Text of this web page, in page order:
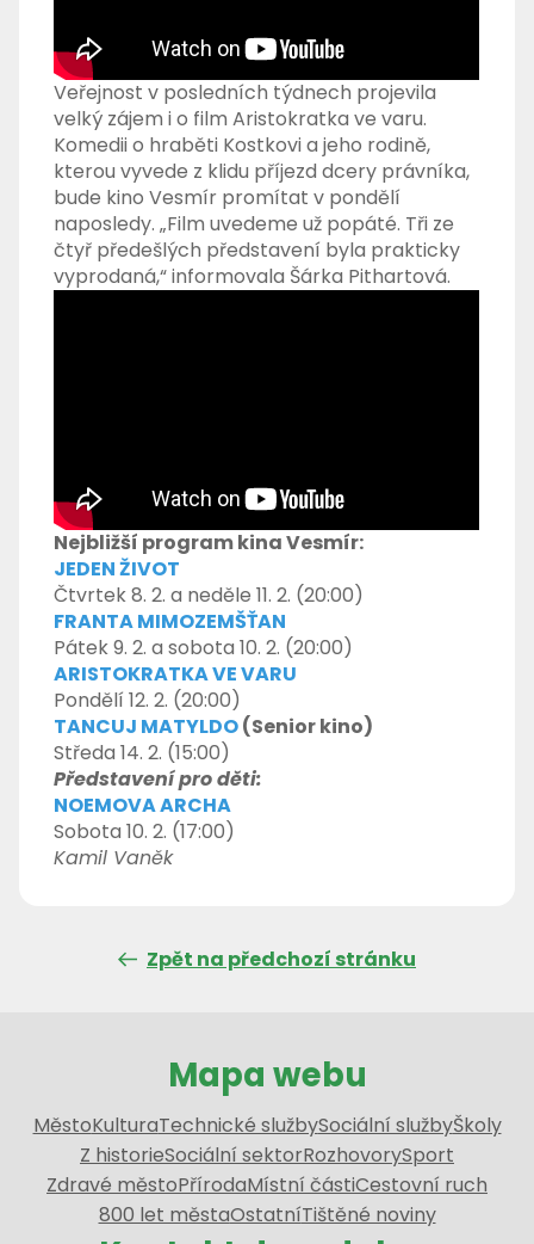
Veřejnost v posledních týdnech projevila
velký zájem i o film Aristokratka ve varu.
Komedii o hraběti Kostkovi a jeho rodině,
kterou vyvede z klidu příjezd dcery právníka,
bude kino Vesmír promítat v pondělí
naposledy. „Film uvedeme už popáté. Tři ze
čtyř předešlých představení byla prakticky
vyprodaná,“ informovala Šárka Pithartová.
Nejbližší program kina Vesmír:
JEDEN ŽIVOT
Čtvrtek 8. 2. a neděle 11. 2. (20:00)
FRANTA MIMOZEMŠŤAN
Pátek 9. 2. a sobota 10. 2. (20:00)
ARISTOKRATKA VE VARU
Pondělí 12. 2. (20:00)
TANCUJ MATYLDO(Senior kino)
Středa 14. 2. (15:00)
Představení pro děti:
NOEMOVA ARCHA
Sobota 10. 2. (17:00)
Kamil Vaněk
Zpět na předchozí stránku
Mapa webu
MěstoKulturaTechnické službySociální službyŠkoly
Z historieSociální sektorRozhovorySport
Zdravé městoPřírodaMístní částiCestovní ruch
800 let městaOstatníTištěné noviny